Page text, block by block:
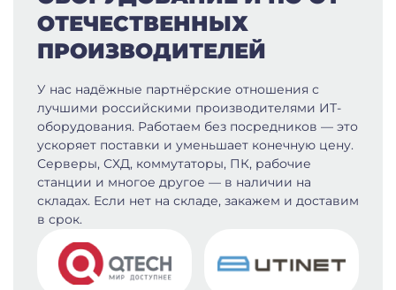
ОТЕЧЕСТВЕННЫХ
ПРОИЗВОДИТЕЛЕЙ
У нас надёжные партнёрские отношения с
лучшими российскими производителями ИТ-
оборудования. Работаем без посредников — это
ускоряет поставки и уменьшает конечную цену.
Серверы, СХД, коммутаторы, ПК, рабочие
станции и многое другое — в наличии на
складах. Если нет на складе, закажем и доставим
в срок.